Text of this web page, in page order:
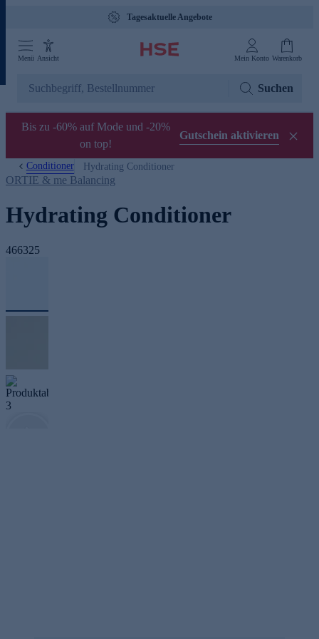
Tagesaktuelle Angebote
Menü Ansicht Mein Konto Warenkorb
Suchen
Bis zu -60% auf Mode und -20%
on top!
Gutschein aktivieren
Conditioner Hydrating Conditioner
ORTIE & me Balancing
Hydrating Conditioner
466325